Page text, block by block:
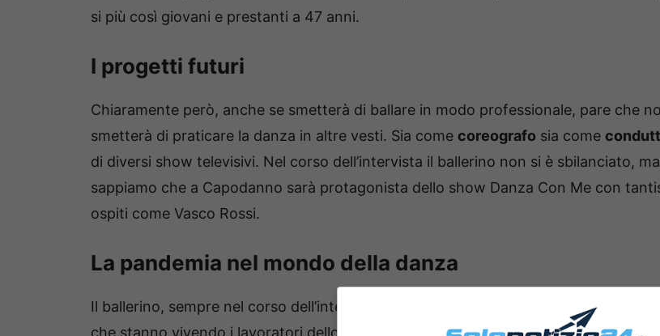
si più così giovani e prestanti a 47 anni.
I progetti futuri
Chiaramente però, anche se smetterà di ballare in modo professionale, pare che
smetterà di praticare la danza in altre vesti. Sia come coreografo sia come
di diversi show televisivi. Nel corso dell’intervista il ballerino non si è sbilanciato, ma
sappiamo che a Capodanno sarà protagonista dello show Danza Con Me con
ospiti come Vasco Rossi.
La pandemia nel mondo della danza
Il ballerino, sempre nel corso dell’intervista, ha poi parlato della drammatica
che stanno vivendo i lavoratori dello
. Ha spiegato infatti che ci sono